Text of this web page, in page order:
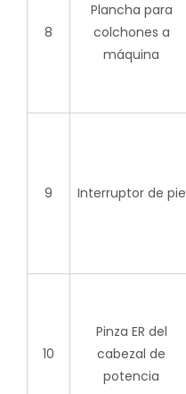
8
Plancha para
colchones a
máquina
9 Interruptor de pie
10
Pinza ER del
cabezal de
potencia